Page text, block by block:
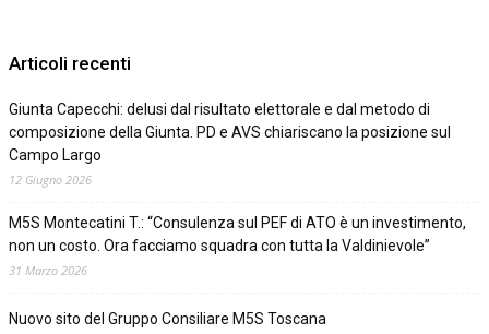
Articoli recenti
Giunta Capecchi: delusi dal risultato elettorale e dal metodo di
composizione della Giunta. PD e AVS chiariscano la posizione sul
Campo Largo
12 Giugno 2026
M5S Montecatini T.: “Consulenza sul PEF di ATO è un investimento,
non un costo. Ora facciamo squadra con tutta la Valdinievole”
31 Marzo 2026
Nuovo sito del Gruppo Consiliare M5S Toscana